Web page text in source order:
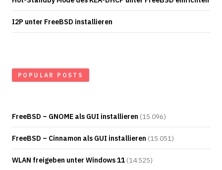
I2P unter FreeBSD installieren
POPULAR POSTS
FreeBSD – GNOME als GUI installieren (15.096)
FreeBSD – Cinnamon als GUI installieren (15.051)
WLAN freigeben unter Windows 11 (14.525)